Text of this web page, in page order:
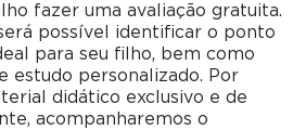
fazer uma avaliação gratuita.
possível identificar o ponto
para seu filho, bem como
estudo personalizado. Por
didático exclusivo e de
acompanharemos o